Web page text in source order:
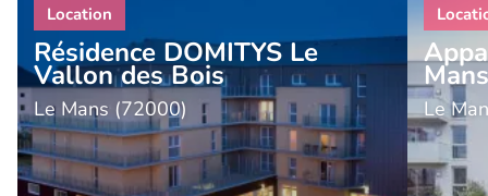
Résidence DOMITYS Le
Vallon des Bois
Le Mans (72000) Le